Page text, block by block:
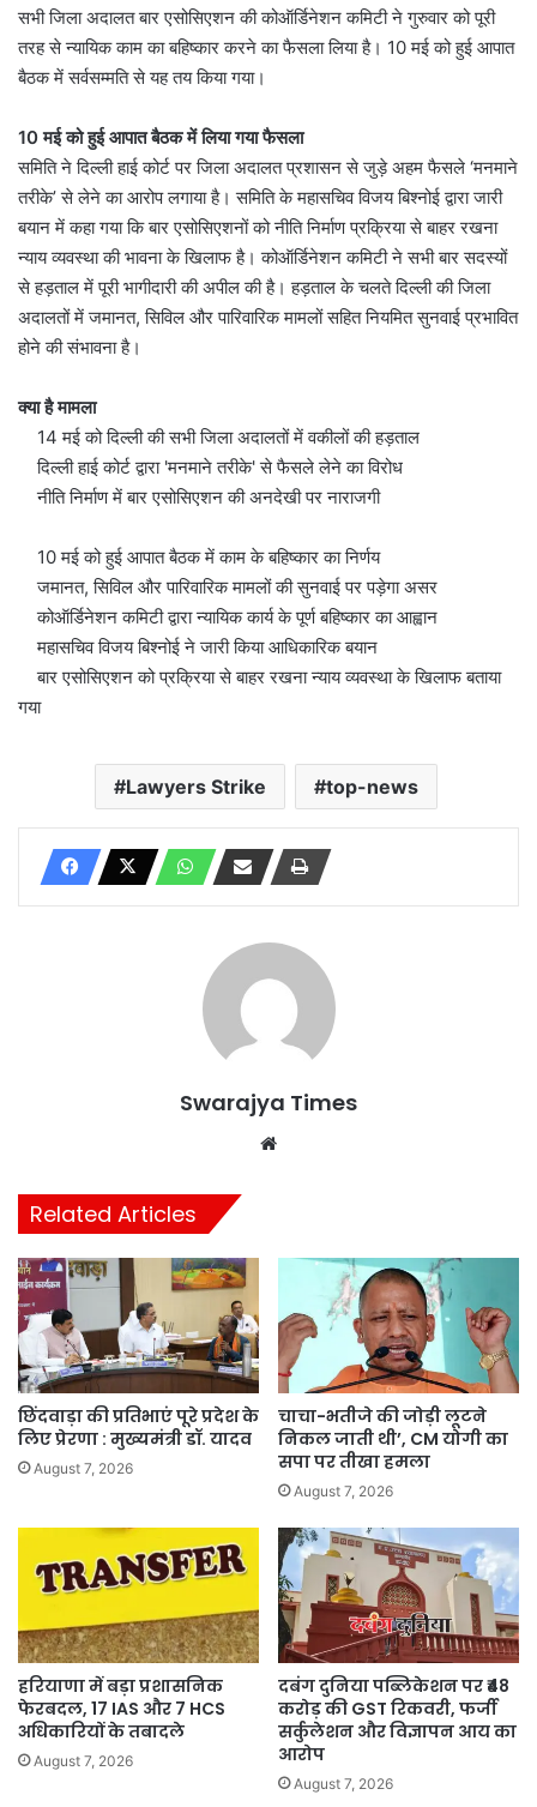
सभी जिला अदालत बार एसोसिएशन की कोऑर्डिनेशन कमिटी ने गुरुवार को पूरी
तरह से न्यायिक काम का बहिष्कार करने का फैसला लिया है। 10 मई को हुई आपात
बैठक में सर्वसम्मति से यह तय किया गया।
10 मई को हुई आपात बैठक में लिया गया फैसला
समिति ने दिल्ली हाई कोर्ट पर जिला अदालत प्रशासन से जुड़े अहम फैसले ‘मनमाने
तरीके’ से लेने का आरोप लगाया है। समिति के महासचिव विजय बिश्नोई द्वारा जारी
बयान में कहा गया कि बार एसोसिएशनों को नीति निर्माण प्रक्रिया से बाहर रखना
न्याय व्यवस्था की भावना के खिलाफ है। कोऑर्डिनेशन कमिटी ने सभी बार सदस्यों
से हड़ताल में पूरी भागीदारी की अपील की है। हड़ताल के चलते दिल्ली की जिला
अदालतों में जमानत, सिविल और पारिवारिक मामलों सहित नियमित सुनवाई प्रभावित
होने की संभावना है।
क्या है मामला
14 मई को दिल्ली की सभी जिला अदालतों में वकीलों की हड़ताल
दिल्ली हाई कोर्ट द्वारा 'मनमाने तरीके' से फैसले लेने का विरोध
नीति निर्माण में बार एसोसिएशन की अनदेखी पर नाराजगी
10 मई को हुई आपात बैठक में काम के बहिष्कार का निर्णय
जमानत, सिविल और पारिवारिक मामलों की सुनवाई पर पड़ेगा असर
कोऑर्डिनेशन कमिटी द्वारा न्यायिक कार्य के पूर्ण बहिष्कार का आह्वान
महासचिव विजय बिश्नोई ने जारी किया आधिकारिक बयान
बार एसोसिएशन को प्रक्रिया से बाहर रखना न्याय व्यवस्था के खिलाफ बताया
गया
Lawyers Strike top-news
Swarajya Times
Related Articles
छिंदवाड़ा की प्रतिभाएं पूरे प्रदेश के
लिए प्रेरणा : मुख्यमंत्री डॉ. यादव
August 7, 2026
चाचा-भतीजे की जोड़ी लूटने
निकल जाती थी’, CM योगी का
सपा पर तीखा हमला
August 7, 2026
हरियाणा में बड़ा प्रशासनिक
फेरबदल, 17 IAS और 7 HCS
अधिकारियों के तबादले
August 7, 2026
दबंग दुनिया पब्लिकेशन पर ₹48
करोड़ की GST रिकवरी, फर्जी
सर्कुलेशन और विज्ञापन आय का
आरोप
August 7, 2026